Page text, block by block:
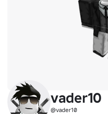
vader10
@vader10